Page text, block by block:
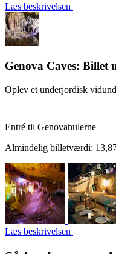
Læs beskrivelsen
Genova Caves: Billet
Oplev et underjordisk
Entré til Genovahulerne
Almindelig billetværdi:
Læs beskrivelsen